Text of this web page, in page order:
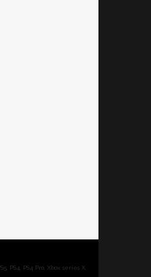
PS4 Pro, Xbox series X,